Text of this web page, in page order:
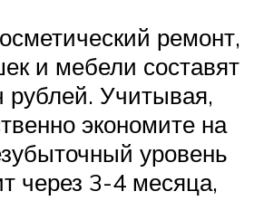
ремонт,
и мебели составят
Учитывая,
экономите на
уровень
через 3-4 месяца,